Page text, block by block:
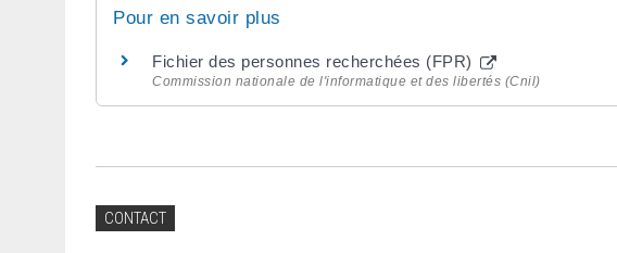
Pour en savoir plus
Fichier des personnes recherchées (FPR)
Commission nationale de l'informatique et des libertés (Cnil)
CONTACT